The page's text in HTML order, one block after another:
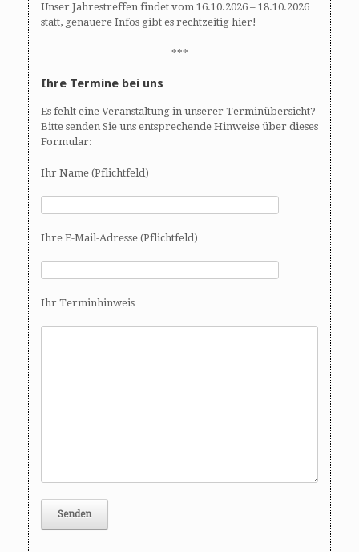
Unser Jahrestreffen findet vom 16.10.2026 – 18.10.2026
statt, genauere Infos gibt es rechtzeitig hier!
***
Ihre Termine bei uns
Es fehlt eine Veranstaltung in unserer Terminübersicht?
Bitte senden Sie uns entsprechende Hinweise über dieses
Formular:
Ihr Name (Pflichtfeld)
Ihre E-Mail-Adresse (Pflichtfeld)
Ihr Terminhinweis